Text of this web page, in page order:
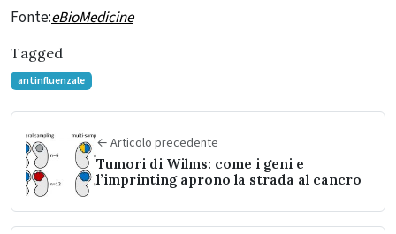
Fonte:eBioMedicine
Tagged
antinfluenzale
← Articolo precedente
Tumori di Wilms: come i geni e
l’imprinting aprono la strada al cancro